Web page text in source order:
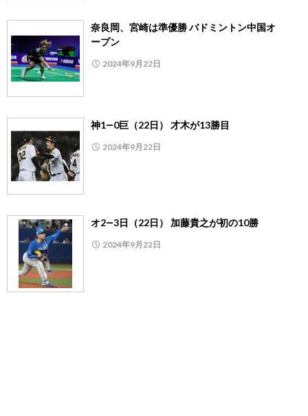
奈良岡、宮崎は準優勝 バドミントン中国オ
ープン
2024年9月22日
神1―0巨（22日） 才木が13勝目
2024年9月22日
オ2―3日（22日） 加藤貴之が初の10勝
2024年9月22日